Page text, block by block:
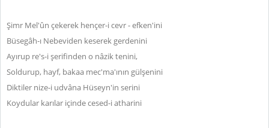
Şimr Mel'ûn çekerek hençer-i cevr - efken'ini
Büsegâh-ı Nebeviden keserek gerdenini
Ayırup re's-i şerifinden o nâzik tenini,
Soldurup, hayf, bakaa mec'ma'ının gülşenini
Diktiler nize-i udvâna Hüseyn'in serini
Koydular karılar içinde cesed-i atharini